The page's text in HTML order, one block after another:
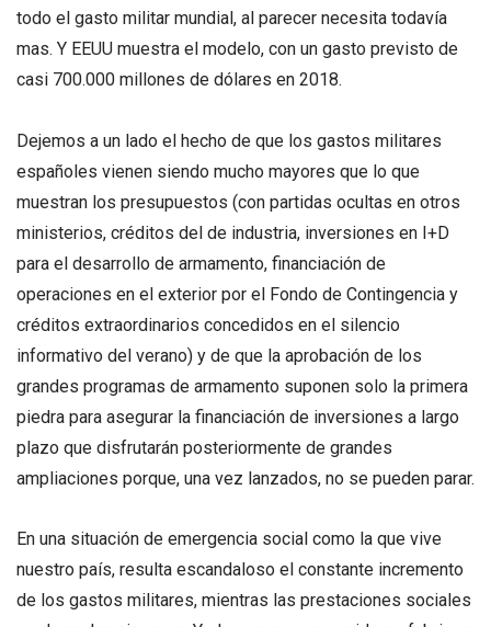
todo el gasto militar mundial, al parecer necesita todavía
mas. Y EEUU muestra el modelo, con un gasto previsto de
casi 700.000 millones de dólares en 2018.
Dejemos a un lado el hecho de que los gastos militares
españoles vienen siendo mucho mayores que lo que
muestran los presupuestos (con partidas ocultas en otros
ministerios, créditos del de industria, inversiones en I+D
para el desarrollo de armamento, financiación de
operaciones en el exterior por el Fondo de Contingencia y
créditos extraordinarios concedidos en el silencio
informativo del verano) y de que la aprobación de los
grandes programas de armamento suponen solo la primera
piedra para asegurar la financiación de inversiones a largo
plazo que disfrutarán posteriormente de grandes
ampliaciones porque, una vez lanzados, no se pueden parar.
En una situación de emergencia social como la que vive
nuestro país, resulta escandaloso el constante incremento
de los gastos militares, mientras las prestaciones sociales